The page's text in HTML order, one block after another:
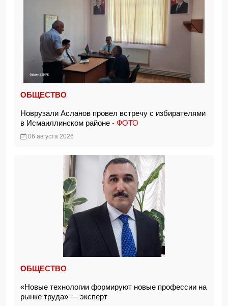
ОБЩЕСТВО
Новрузали Асланов провел встречу с избирателями
в Исмаиллинском районе - ФОТО
06 августа 2026
ОБЩЕСТВО
«Новые технологии формируют новые профессии на
рынке труда» — эксперт